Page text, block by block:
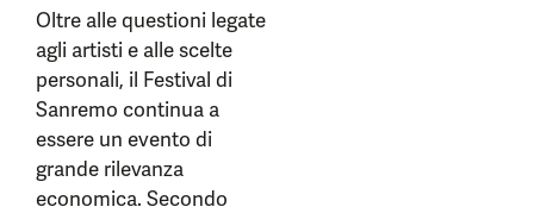
Oltre alle questioni legate
agli artisti e alle scelte
personali, il Festival di
Sanremo continua a
essere un evento di
grande rilevanza
economica. Secondo